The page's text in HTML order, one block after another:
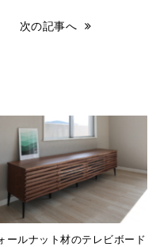
次の記事へ
ールナット材のテレビボード